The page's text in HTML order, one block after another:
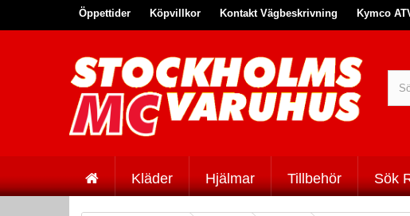
Öppettider Köpvillkor Kontakt Vägbeskrivning Kymco
Kläder Hjälmar Tillbehör Sök